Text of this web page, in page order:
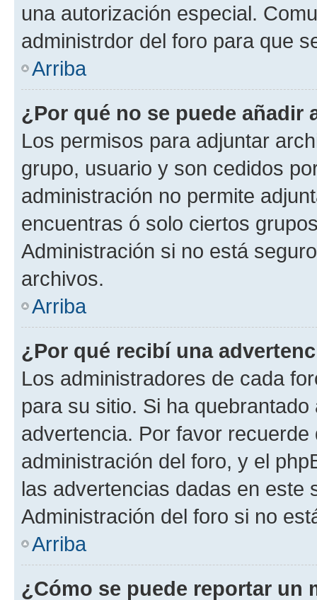
una autorización especial.
administrdor del foro para que
Arriba
¿Por qué no se puede añadir
Los permisos para adjuntar
grupo, usuario y son cedidos
administración no permite
encuentras ó solo ciertos
Administración si no está
archivos.
Arriba
¿Por qué recibí una
Los administradores de cada
para su sitio. Si ha
advertencia. Por favor
administración del foro, y el
las advertencias dadas en este
Administración del foro si no
Arriba
¿Cómo se puede reportar un